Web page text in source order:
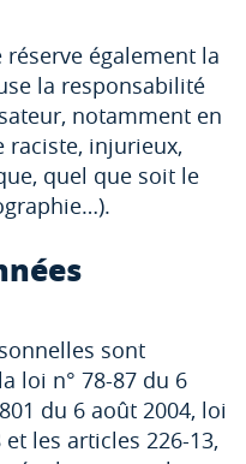
réserve également la
la responsabilité
notamment en
raciste, injurieux,
quel que soit le
sont
loi n° 78-87 du 6
du 6 août 2004, loi
les articles 226-13,